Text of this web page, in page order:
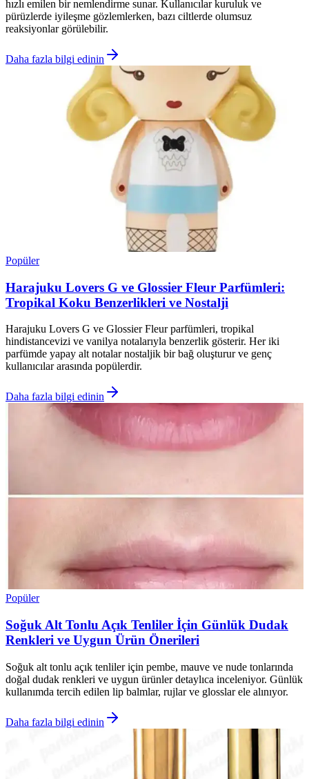
hızlı emilen bir nemlendirme sunar. Kullanıcılar kuruluk ve
pürüzlerde iyileşme gözlemlerken, bazı ciltlerde olumsuz
reaksiyonlar görülebilir.
Daha fazla bilgi edinin
Popüler
Harajuku Lovers G ve Glossier Fleur Parfümleri:
Tropikal Koku Benzerlikleri ve Nostalji
Harajuku Lovers G ve Glossier Fleur parfümleri, tropikal
hindistancevizi ve vanilya notalarıyla benzerlik gösterir. Her iki
parfümde yapay alt notalar nostaljik bir bağ oluşturur ve genç
kullanıcılar arasında popülerdir.
Daha fazla bilgi edinin
Popüler
Soğuk Alt Tonlu Açık Tenliler İçin Günlük Dudak
Renkleri ve Uygun Ürün Önerileri
Soğuk alt tonlu açık tenliler için pembe, mauve ve nude tonlarında
doğal dudak renkleri ve uygun ürünler detaylıca inceleniyor. Günlük
kullanımda tercih edilen lip balmlar, rujlar ve glosslar ele alınıyor.
Daha fazla bilgi edinin